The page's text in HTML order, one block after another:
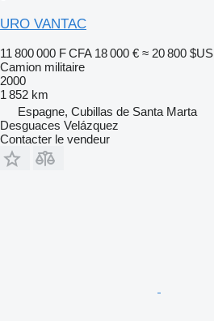
URO VANTAC
11 800 000 F CFA 18 000 € ≈ 20 800 $US
Camion militaire
2000
1 852 km
Espagne, Cubillas de Santa Marta
Desguaces Velázquez
Contacter le vendeur